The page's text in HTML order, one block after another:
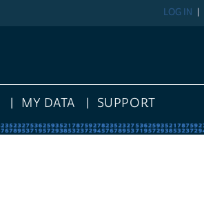
LOG IN
MY DATA SUPPORT